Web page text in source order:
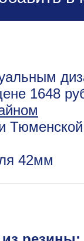
1648
42мм